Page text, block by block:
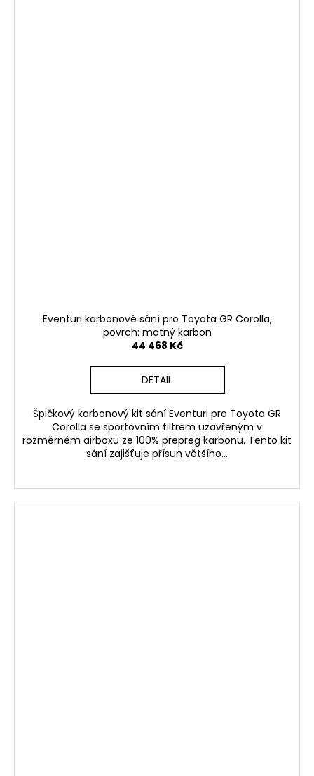
Eventuri karbonové sání pro Toyota GR Corolla,
povrch: matný karbon
44 468 Kč
DETAIL
Špičkový karbonový kit sání Eventuri pro Toyota GR
Corolla se sportovním filtrem uzavřeným v
rozměrném airboxu ze 100% prepreg karbonu. Tento kit
sání zajišťuje přísun většího...